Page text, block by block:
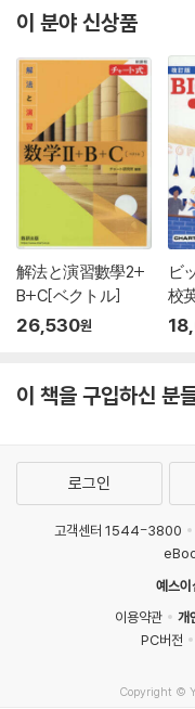
이 분야 신상품
解法と演習數學2+
B+C[ベクトル]
26,530원
ビ
校
이 책을 구입하신 분
로그인
고객센터 1544-3800
예스
이용약관
개
PC버전
Copyright ©